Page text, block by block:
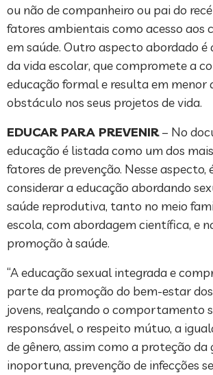
ou não de companheiro ou pai do
fatores ambientais como acesso aos
em saúde. Outro aspecto abordado
da vida escolar, que compromete a
educação formal e resulta em menor
obstáculo nos seus projetos de vida.
EDUCAR PARA PREVENIR– No
educação é listada como um dos
fatores de prevenção. Nesse aspecto,
considerar a educação abordando
saúde reprodutiva, tanto no meio
escola, com abordagem científica, e
promoção à saúde.
“A educação sexual integrada e
parte da promoção do bem-estar
jovens, realçando o comportamento
responsável, o respeito mútuo, a
de gênero, assim como a proteção da
inoportuna, prevenção de infecções